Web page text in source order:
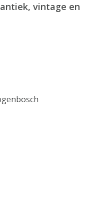
vintage en